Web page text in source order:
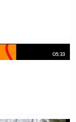
05:33